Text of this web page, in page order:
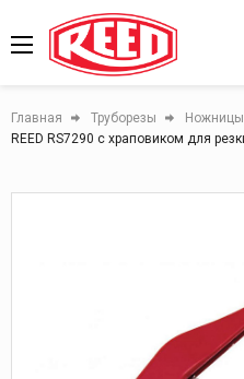
Главная Труборезы Ножницы
REED RS7290 с храповиком для